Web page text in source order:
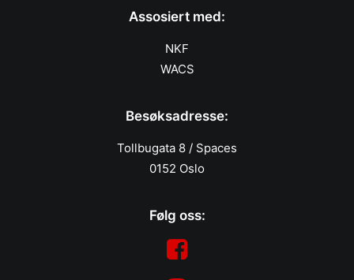
Assosiert med:
NKF
WACS
Besøksadresse:
Tollbugata 8 / Spaces
0152 Oslo
Følg oss: